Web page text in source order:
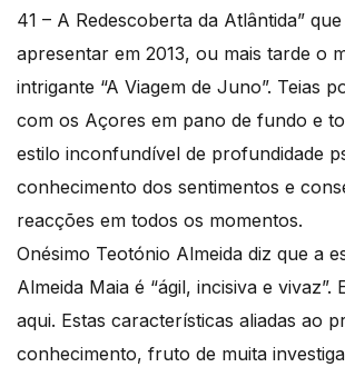
41 – A Redescoberta da Atlântida”
apresentar em 2013, ou mais tarde o
intrigante “A Viagem de Juno”. Teias
com os Açores em pano de fundo e
estilo inconfundível de profundidade
conhecimento dos sentimentos e
reacções em todos os momentos.
Onésimo Teotónio Almeida diz que a
Almeida Maia é “ágil, incisiva e vivaz”.
aqui. Estas características aliadas ao
conhecimento, fruto de muita